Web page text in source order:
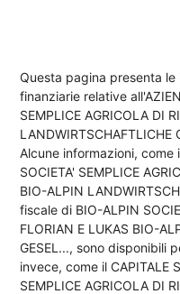
Questa pagina presenta
finanziarie relative
SEMPLICE AGRICOLA DI
LANDWIRTSCHAFTLICHE
Alcune informazioni, come
SOCIETA' SEMPLICE
BIO-ALPIN
fiscale di BIO-ALPIN
FLORIAN E LUKAS BIO-
GESEL..., sono disponibili
invece, come il CAPITALE
SEMPLICE AGRICOLA DI